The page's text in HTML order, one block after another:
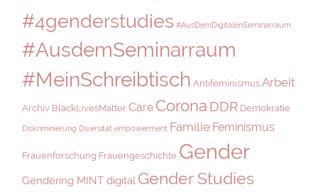
#4genderstudies #AusDemDigitalenSeminarraum
#AusdemSeminarraum
#MeinSchreibtisch Antifeminismus Arbeit
Archiv BlackLivesMatter Care Corona DDR Demokratie
Diskriminierung Diversität empowerment Familie Feminismus
Frauenforschung Frauengeschichte Gender
Gendering MINT digital Gender Studies